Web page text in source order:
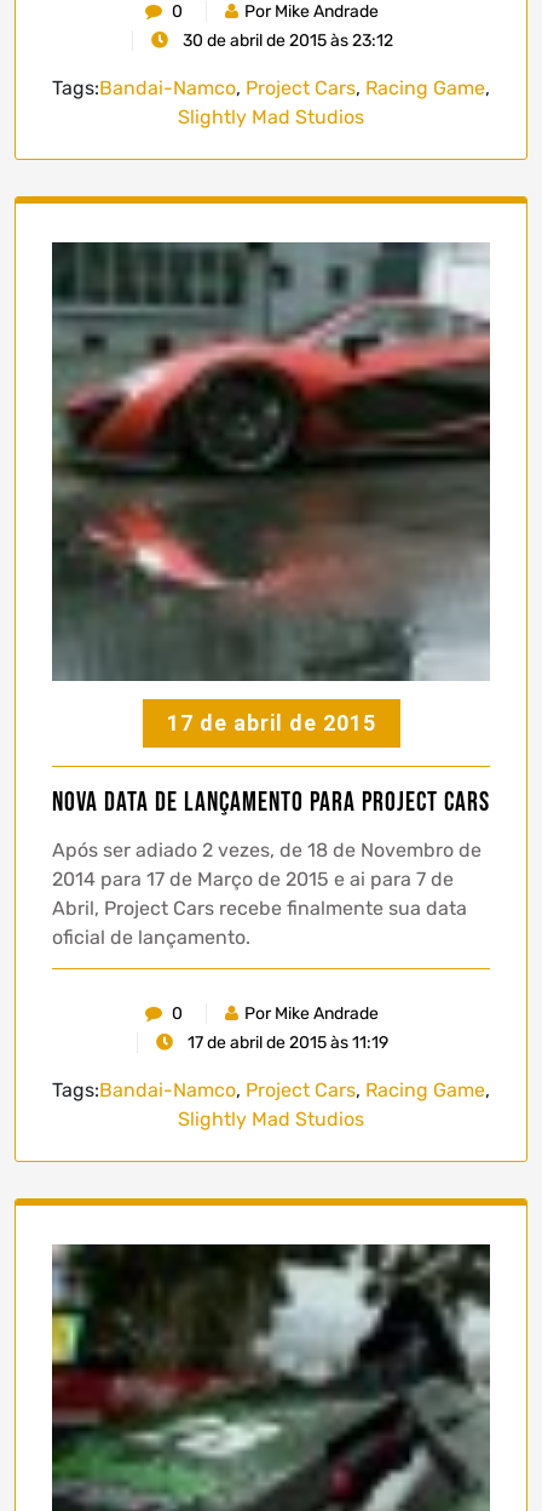
0
Por Mike Andrade
30 de abril de 2015 às 23:12
Tags:Bandai-Namco, Project Cars, Racing Game,
Slightly Mad Studios
17 de abril de 2015
Nova data de lançamento para Project Cars
Após ser adiado 2 vezes, de 18 de Novembro de
2014 para 17 de Março de 2015 e ai para 7 de
Abril, Project Cars recebe finalmente sua data
oficial de lançamento.
0
Por Mike Andrade
17 de abril de 2015 às 11:19
Tags:Bandai-Namco, Project Cars, Racing Game,
Slightly Mad Studios